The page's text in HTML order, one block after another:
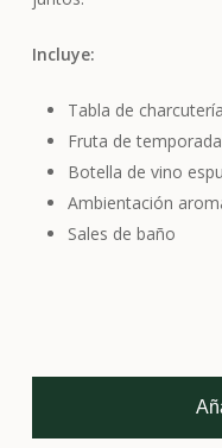
Incluye:
Tabla de charcutería
Fruta de temporada
Botella de vino
Ambientación
Sales de baño